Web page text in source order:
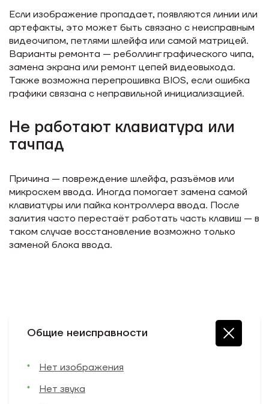
Если изображение пропадает, появляются линии или
артефакты, это может быть связано с неисправным
видеочипом, петлями шлейфа или самой матрицей.
Варианты ремонта — реболлинг графического чипа,
замена экрана или ремонт цепей видеовыхода.
Также возможна перепрошивка BIOS, если ошибка
графики связана с неправильной инициализацией.
Не работают клавиатура или
тачпад
Причина — повреждение шлейфа, разъёмов или
микросхем ввода. Иногда помогает замена самой
клавиатуры или пайка контроллера ввода. После
залития часто перестаёт работать часть клавиш — в
таком случае восстановление возможно только
заменой блока ввода.
Общие неисправности
Нет изображения
Нет звука